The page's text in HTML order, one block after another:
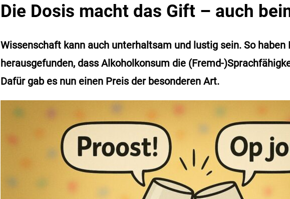
Die Dosis macht das Gift – auch
Wissenschaft kann auch unterhaltsam und lustig sein. So haben
herausgefunden, dass Alkoholkonsum die (Fremd-
Dafür gab es nun einen Preis der besonderen Art.